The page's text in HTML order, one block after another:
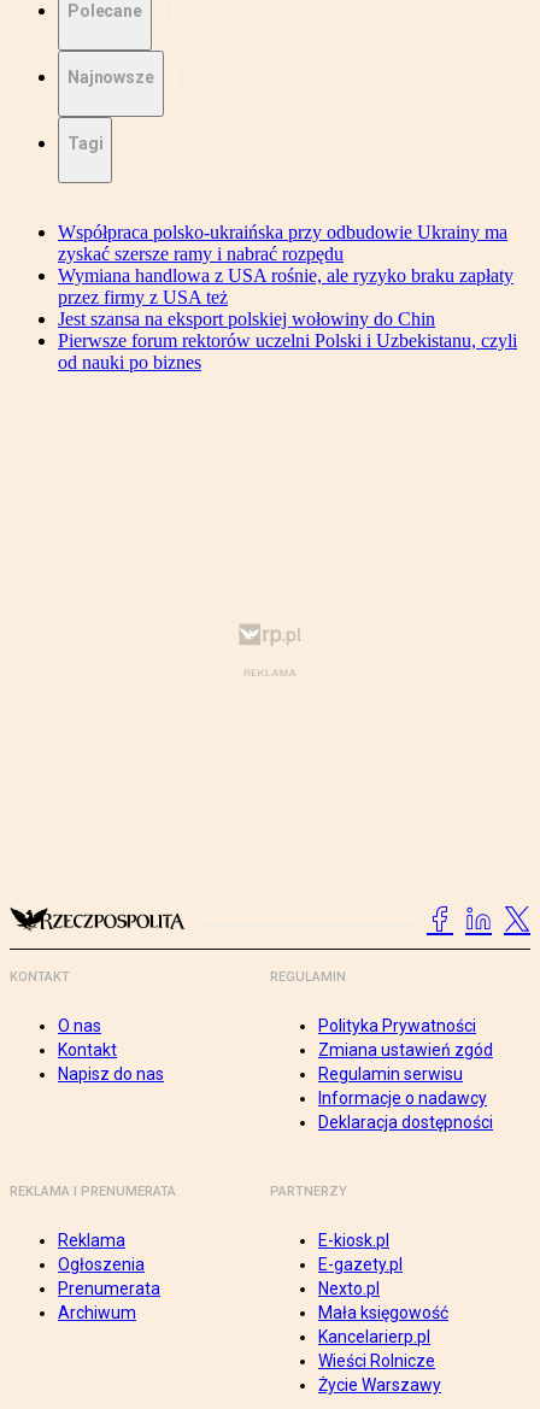
Polecane
Najnowsze
Tagi
Współpraca polsko-ukraińska przy odbudowie Ukrainy ma
zyskać szersze ramy i nabrać rozpędu
Wymiana handlowa z USA rośnie, ale ryzyko braku zapłaty
przez firmy z USA też
Jest szansa na eksport polskiej wołowiny do Chin
Pierwsze forum rektorów uczelni Polski i Uzbekistanu, czyli
od nauki po biznes
KONTAKT
O nas
Kontakt
Napisz do nas
REGULAMIN
Polityka Prywatności
Zmiana ustawień zgód
Regulamin serwisu
Informacje o nadawcy
Deklaracja dostępności
REKLAMA I PRENUMERATA
Reklama
Ogłoszenia
Prenumerata
Archiwum
PARTNERZY
E-kiosk.pl
E-gazety.pl
Nexto.pl
Mała księgowość
Kancelarierp.pl
Wieści Rolnicze
Życie Warszawy